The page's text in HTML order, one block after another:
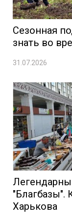
Сезонная
знать во
31.07.2026
"Благбазы".
Харькова